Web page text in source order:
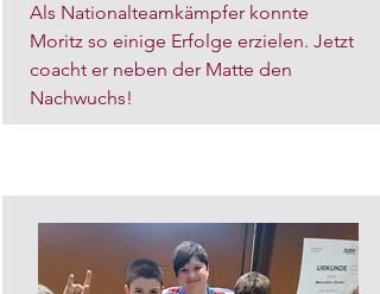
Als Nationalteamkämpfer konnte
Moritz so einige Erfolge erzielen. Jetzt
coacht er neben der Matte den
Nachwuchs!